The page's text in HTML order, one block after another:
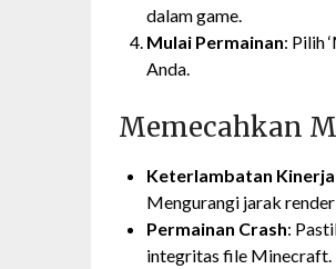
dalam game.
Mulai Permainan: Pilih
Anda.
Memecahkan
Keterlambatan Kinerja
Mengurangi jarak
Permainan Crash:
integritas file Minecraft.